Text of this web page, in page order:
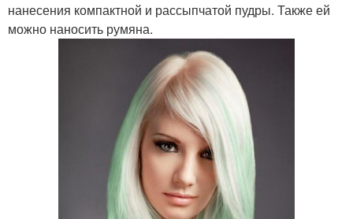
нанесения компактной и рассыпчатой пудры. Также ей
можно наносить румяна.